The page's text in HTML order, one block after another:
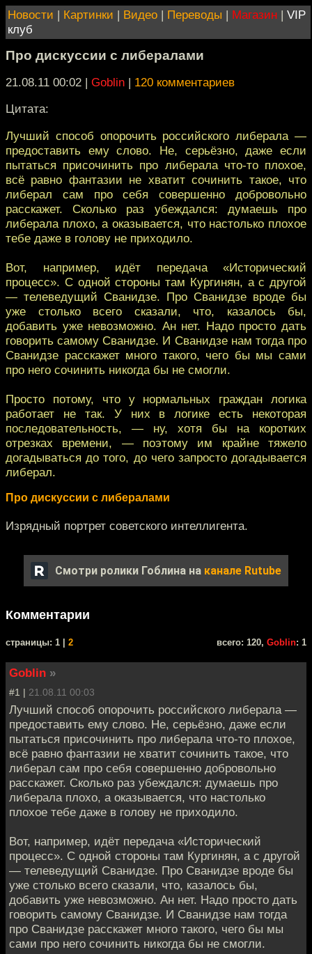
Новости | Картинки | Видео | Переводы | Магазин | VIP
клуб
Про дискуссии с либералами
21.08.11 00:02 | Goblin | 120 комментариев
Цитата:
Лучший способ опорочить российского либерала —
предоставить ему слово. Не, серьёзно, даже если
пытаться присочинить про либерала что-то плохое,
всё равно фантазии не хватит сочинить такое, что
либерал сам про себя совершенно добровольно
расскажет. Сколько раз убеждался: думаешь про
либерала плохо, а оказывается, что настолько плохое
тебе даже в голову не приходило.
Вот, например, идёт передача «Исторический
процесс». С одной стороны там Кургинян, а с другой
— телеведущий Сванидзе. Про Сванидзе вроде бы
уже столько всего сказали, что, казалось бы,
добавить уже невозможно. Ан нет. Надо просто дать
говорить самому Сванидзе. И Сванидзе нам тогда про
Сванидзе расскажет много такого, чего бы мы сами
про него сочинить никогда бы не смогли.
Просто потому, что у нормальных граждан логика
работает не так. У них в логике есть некоторая
последовательность, — ну, хотя бы на коротких
отрезках времени, — поэтому им крайне тяжело
догадываться до того, до чего запросто догадывается
либерал.
Про дискуссии с либералами
Изрядный портрет советского интеллигента.
Смотри ролики Гоблина на канале Rutube
Комментарии
cтраницы: 1 | 2 всего: 120, Goblin: 1
Goblin »
#1 | 21.08.11 00:03
Лучший способ опорочить российского либерала —
предоставить ему слово. Не, серьёзно, даже если
пытаться присочинить про либерала что-то плохое,
всё равно фантазии не хватит сочинить такое, что
либерал сам про себя совершенно добровольно
расскажет. Сколько раз убеждался: думаешь про
либерала плохо, а оказывается, что настолько
плохое тебе даже в голову не приходило.
Вот, например, идёт передача «Исторический
процесс». С одной стороны там Кургинян, а с другой
— телеведущий Сванидзе. Про Сванидзе вроде бы
уже столько всего сказали, что, казалось бы,
добавить уже невозможно. Ан нет. Надо просто дать
говорить самому Сванидзе. И Сванидзе нам тогда
про Сванидзе расскажет много такого, чего бы мы
сами про него сочинить никогда бы не смогли.